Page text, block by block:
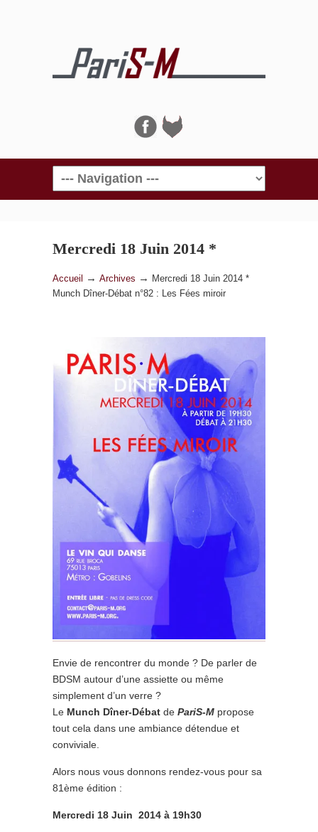
Navigation
Mercredi 18 Juin 2014 *
Munch Dîner-Débat n°82 : Les
Accueil → Archives →
Mercredi 18 Juin 2014 *
Munch Dîner-Débat n°82 : Les Fées miroir
Envie de rencontrer du monde ? De parler de
BDSM autour d’une assiette ou même
simplement d’un verre ?
Le Munch Dîner-Débat de PariS-M propose
tout cela dans une ambiance détendue et
conviviale.
Alors nous vous donnons rendez-vous pour sa
81ème édition :
Mercredi 18 Juin 2014 à 19h30